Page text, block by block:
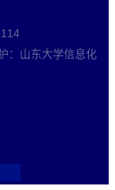
：山东大学信息化